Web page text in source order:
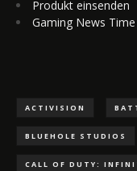
Produkt einsenden
Gaming News Time
ACTIVISION
BLUEHOLE STUDIOS
CALL OF DUTY: